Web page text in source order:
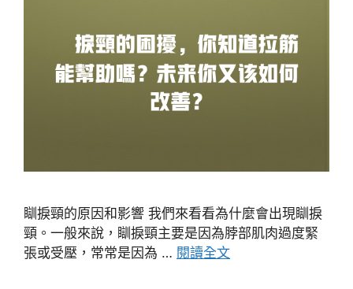
瞓捩頸的原因和影響 我們來看看為什麼會出現瞓捩
頸。一般來說，瞓捩頸主要是因為脖部肌肉過度緊
張或受壓，常常是因為 … 閱讀全文